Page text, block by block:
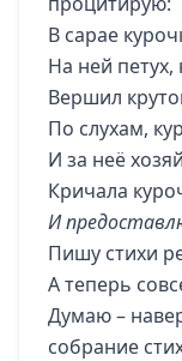
В сарае
На ней петух,
Вершил
По слухам,
И за неё
Кричала
И
Пишу стихи
А теперь
Думаю –
собрание